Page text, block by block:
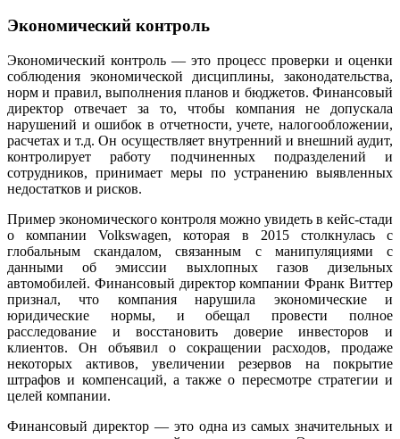
Экономический контроль
Экономический контроль — это процесс проверки и оценки
соблюдения экономической дисциплины, законодательства,
норм и правил, выполнения планов и бюджетов. Финансовый
директор отвечает за то, чтобы компания не допускала
нарушений и ошибок в отчетности, учете, налогообложении,
расчетах и т.д. Он осуществляет внутренний и внешний аудит,
контролирует работу подчиненных подразделений и
сотрудников, принимает меры по устранению выявленных
недостатков и рисков.
Пример экономического контроля можно увидеть в кейс-стади
о компании Volkswagen, которая в 2015 столкнулась с
глобальным скандалом, связанным с манипуляциями с
данными об эмиссии выхлопных газов дизельных
автомобилей. Финансовый директор компании Франк Виттер
признал, что компания нарушила экономические и
юридические нормы, и обещал провести полное
расследование и восстановить доверие инвесторов и
клиентов. Он объявил о сокращении расходов, продаже
некоторых активов, увеличении резервов на покрытие
штрафов и компенсаций, а также о пересмотре стратегии и
целей компании.
Финансовый директор — это одна из самых значительных и